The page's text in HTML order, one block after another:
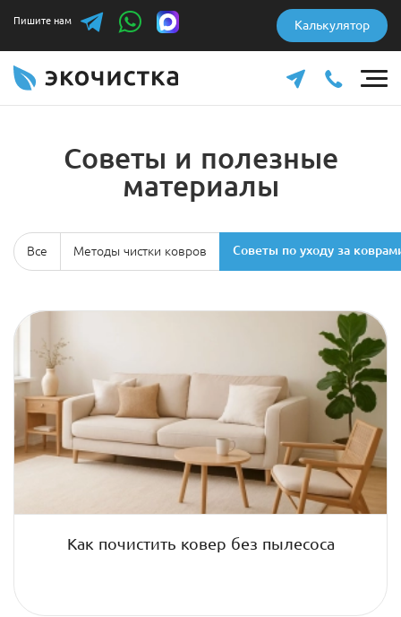
Пишите нам Калькулятор
Советы и полезные
материалы
Все Методы чистки ковров Советы по уходу за
Как почистить ковер без пылесоса